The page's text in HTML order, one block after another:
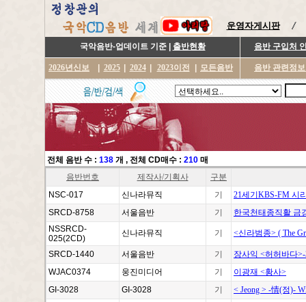
운영자게시판
국악음반-업데이트 기준 | 출반현황 음반 구입처
2026년신보 2025 2024 2023이전 모든음반 음반 관련정
전체 음반 수 : 138 개 , 전체 CD매수 : 210 매
음반번호
제작사/기획사
구분
NSC-017
신나라뮤직 기
21세기KBS-FM 시
SRCD-8758
서울음반 기
한국천태종직활 금
NSSRCD-
025(2CD)
신나라뮤직 기 <신라범종> ( The
SRCD-1440 서울음반 기
장사익 <허허바다
WJAC0374
웅진미디어 기
이광재 <황사>
GI-3028
GI-3028 기
< Jeong > -情(정)-